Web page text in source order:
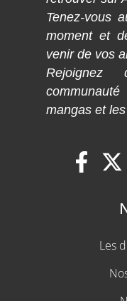
Tenez-vous
moment et
venir de vos
Rejoignez
mangas et
Les